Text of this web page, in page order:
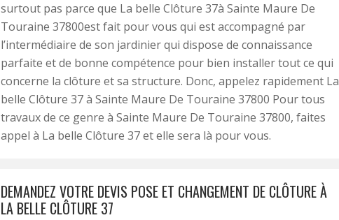
surtout pas parce que La belle Clôture 37à Sainte Maure De
Touraine 37800est fait pour vous qui est accompagné par
l’intermédiaire de son jardinier qui dispose de connaissance
parfaite et de bonne compétence pour bien installer tout ce qui
concerne la clôture et sa structure. Donc, appelez rapidement La
belle Clôture 37 à Sainte Maure De Touraine 37800 Pour tous
travaux de ce genre à Sainte Maure De Touraine 37800, faites
appel à La belle Clôture 37 et elle sera là pour vous.
DEMANDEZ VOTRE DEVIS POSE ET CHANGEMENT DE CLÔTURE À
LA BELLE CLÔTURE 37